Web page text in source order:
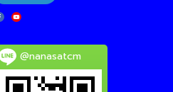
@nanasatcm